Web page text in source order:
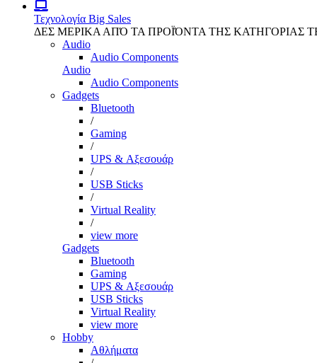
Τεχνολογία Big Sales
ΔΕΣ ΜΕΡΙΚΑ ΑΠΌ ΤΑ ΠΡΟΪΌΝΤΑ ΤΗΣ ΚΑΤΗΓΟΡΙΑΣ
Audio
Audio Components
Audio
Audio Components
Gadgets
Bluetooth
/
Gaming
/
UPS & Αξεσουάρ
/
USB Sticks
/
Virtual Reality
/
view more
Gadgets
Bluetooth
Gaming
UPS & Αξεσουάρ
USB Sticks
Virtual Reality
view more
Hobby
Αθλήματα